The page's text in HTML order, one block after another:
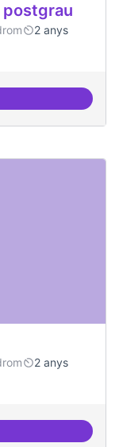
2 anys
currículum del
2 anys
lliure